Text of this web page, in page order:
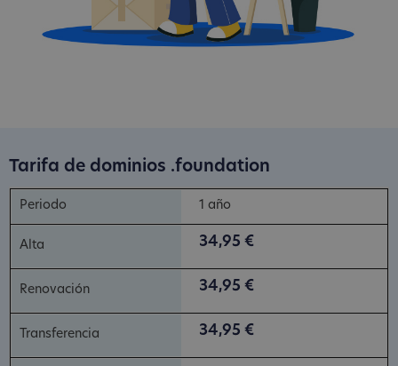
Tarifa de dominios .foundation
1 año
34,95 €
34,95 €
34,95 €